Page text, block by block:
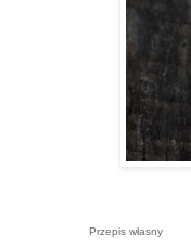
Przepis własny